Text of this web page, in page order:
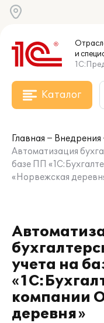
и
Каталог
Главная
Внедрения
Автоматизация
базе ПП
«Норвежская
учета на
компании
деревня»